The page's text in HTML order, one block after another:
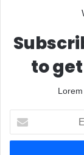
to
votre
adresse